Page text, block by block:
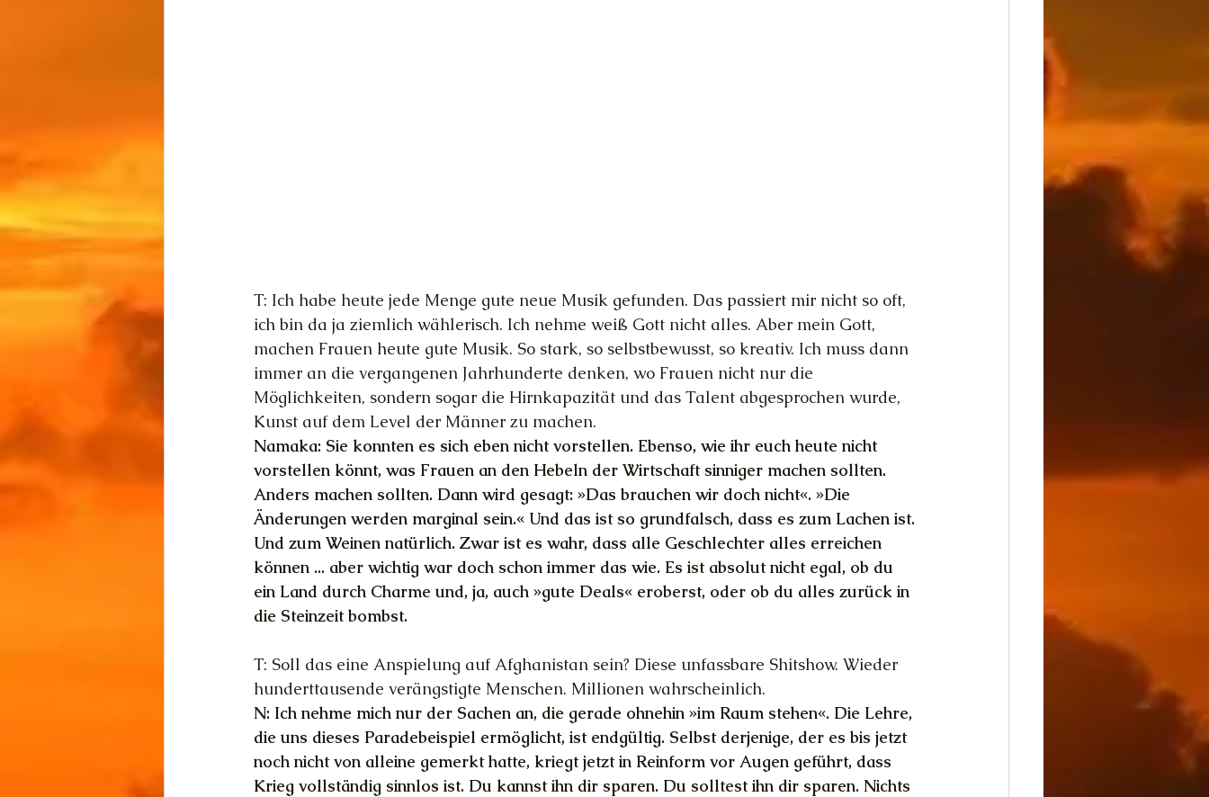
T: Ich habe heute jede Menge gute neue Musik gefunden. Das passiert mir nicht so oft,
ich bin da ja ziemlich wählerisch. Ich nehme weiß Gott nicht alles. Aber mein Gott,
machen Frauen heute gute Musik. So stark, so selbstbewusst, so kreativ. Ich muss dann
immer an die vergangenen Jahrhunderte denken, wo Frauen nicht nur die
Möglichkeiten, sondern sogar die Hirnkapazität und das Talent abgesprochen wurde,
Kunst auf dem Level der Männer zu machen.
Namaka: Sie konnten es sich eben nicht vorstellen. Ebenso, wie ihr euch heute nicht
vorstellen könnt, was Frauen an den Hebeln der Wirtschaft sinniger machen sollten.
Anders machen sollten. Dann wird gesagt: »Das brauchen wir doch nicht«. »Die
Änderungen werden marginal sein.« Und das ist so grundfalsch, dass es zum Lachen ist.
Und zum Weinen natürlich. Zwar ist es wahr, dass alle Geschlechter alles erreichen
können ... aber wichtig war doch schon immer das wie. Es ist absolut nicht egal, ob du
ein Land durch Charme und, ja, auch »gute Deals« eroberst, oder ob du alles zurück in
die Steinzeit bombst.
T: Soll das eine Anspielung auf Afghanistan sein? Diese unfassbare Shitshow. Wieder
hunderttausende verängstigte Menschen. Millionen wahrscheinlich.
N: Ich nehme mich nur der Sachen an, die gerade ohnehin »im Raum stehen«. Die Lehre,
die uns dieses Paradebeispiel ermöglicht, ist endgültig. Selbst derjenige, der es bis jetzt
noch nicht von alleine gemerkt hatte, kriegt jetzt in Reinform vor Augen geführt, dass
Krieg vollständig sinnlos ist. Du kannst ihn dir sparen. Du solltest ihn dir sparen. Nichts